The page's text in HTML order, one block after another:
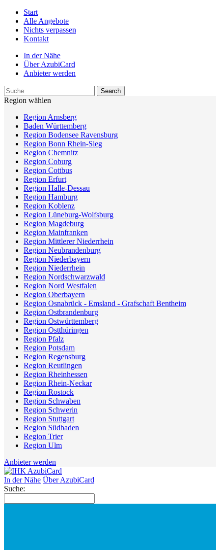
Start
Alle Angebote
Nichts verpassen
Kontakt
In der Nähe
Über AzubiCard
Anbieter werden
Region wählen
Region Arnsberg
Baden Württemberg
Region Bodensee Ravensburg
Region Bonn Rhein-Sieg
Region Chemnitz
Region Coburg
Region Cottbus
Region Erfurt
Region Halle-Dessau
Region Hamburg
Region Koblenz
Region Lüneburg-Wolfsburg
Region Magdeburg
Region Mainfranken
Region Mittlerer Niederrhein
Region Neubrandenburg
Region Niederbayern
Region Niederrhein
Region Nordschwarzwald
Region Nord Westfalen
Region Oberbayern
Region Osnabrück - Emsland - Grafschaft Bentheim
Region Ostbrandenburg
Region Ostwürttemberg
Region Ostthüringen
Region Pfalz
Region Potsdam
Region Regensburg
Region Reutlingen
Region Rheinhessen
Region Rhein-Neckar
Region Rostock
Region Schwaben
Region Schwerin
Region Stuttgart
Region Südbaden
Region Trier
Region Ulm
Anbieter werden
In der Nähe Über AzubiCard
Suche: